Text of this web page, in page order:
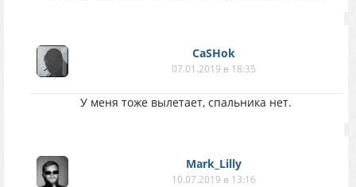
CaSHok
07.01.2019 в 18:35
У меня тоже вылетает, спальника нет.
Mark_Lilly
10.07.2019 в 13:16